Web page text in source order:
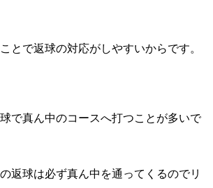
とで返球の対応がしやすいからです。
で真ん中のコースへ打つことが多いで
返球は必ず真ん中を通ってくるのでリ